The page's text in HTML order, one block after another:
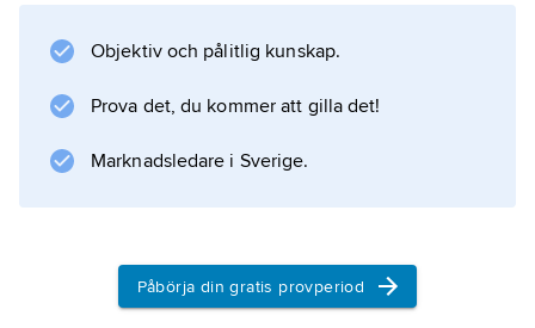
Objektiv och pålitlig kunskap.
Prova det, du kommer att gilla det!
Marknadsledare i Sverige.
Påbörja din gratis provperiod